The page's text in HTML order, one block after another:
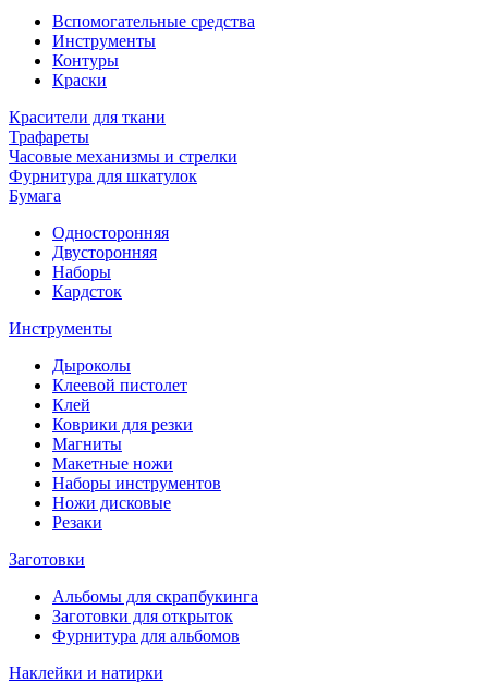
Вспомогательные средства
Инструменты
Контуры
Краски
Красители для ткани
Трафареты
Часовые механизмы и стрелки
Фурнитура для шкатулок
Бумага
Односторонняя
Двусторонняя
Наборы
Кардсток
Инструменты
Дыроколы
Клеевой пистолет
Клей
Коврики для резки
Магниты
Макетные ножи
Наборы инструментов
Ножи дисковые
Резаки
Заготовки
Альбомы для скрапбукинга
Заготовки для открыток
Фурнитура для альбомов
Наклейки и натирки